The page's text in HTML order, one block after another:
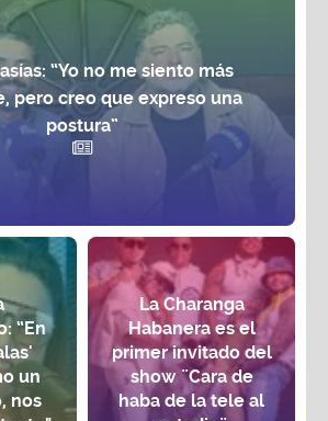
“Yo no me siento más
pero creo que expreso una
postura”
“En
un
nos
La Charanga
Habanera es el
primer invitado del
show ¨Cara de
haba de la tele al